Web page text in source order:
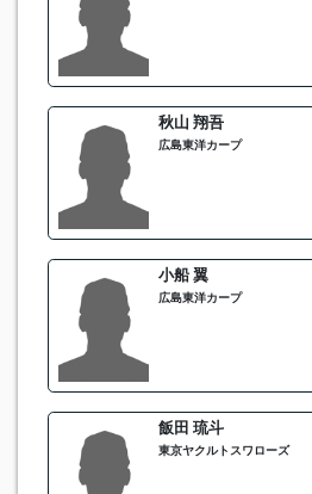
秋山 翔吾
広島東洋カープ
小船 翼
広島東洋カープ
飯田 琉斗
東京ヤクルトスワローズ